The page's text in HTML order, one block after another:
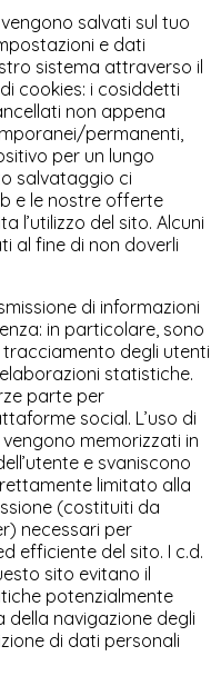
salvati sul tuo
e dati
sistema attraverso il
cookies: i cosiddetti
non appena
permanenti,
per un lungo
salvataggio ci
e le nostre offerte
l’utilizzo del sito. Alcuni
al fine di non doverli
di informazioni
in particolare, sono
degli utenti
statistiche.
parte per
social. L’uso di
memorizzati in
e svaniscono
limitato alla
(costituiti da
necessari per
efficiente del sito. I c.d.
sito evitano il
potenzialmente
della navigazione degli
di dati personali